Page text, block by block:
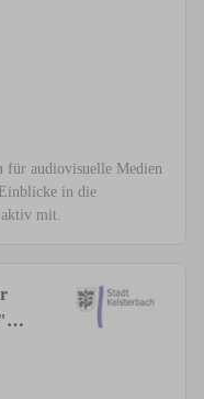
für audiovisuelle Medien
in die
aktiv mit.